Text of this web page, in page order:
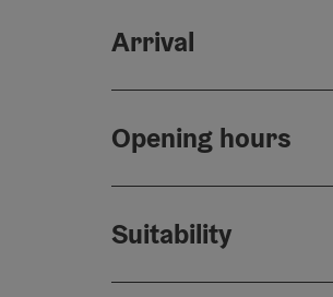
Arrival
Opening hours
Suitability